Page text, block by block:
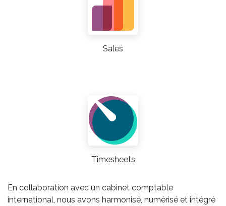
Sales
Timesheets
En collaboration avec un cabinet comptable
international, nous avons harmonisé, numérisé et intégré